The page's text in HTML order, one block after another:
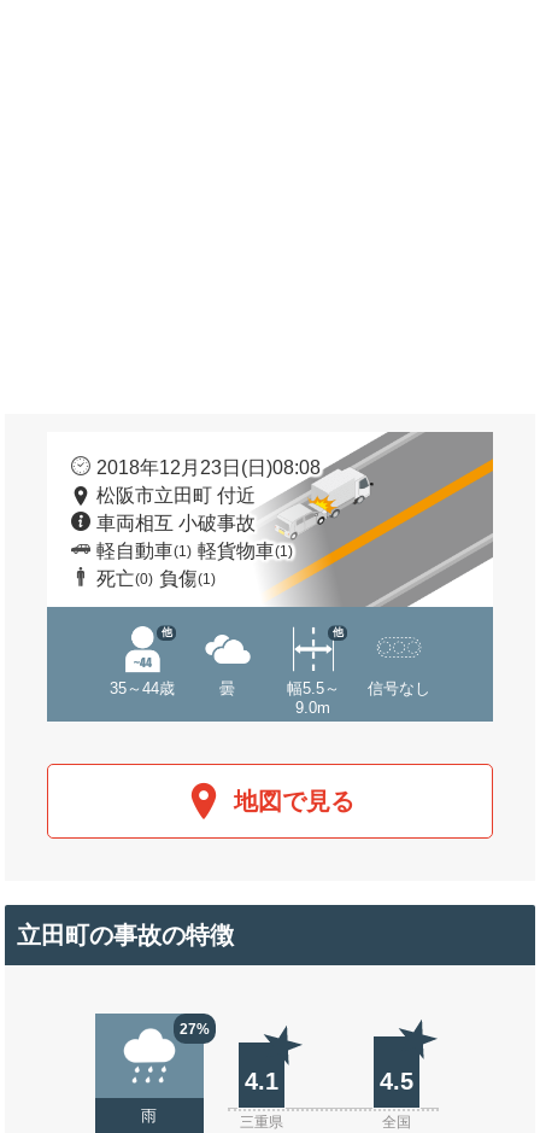
2018年12月23日(日)08:08
松阪市立田町 付近
車両相互 小破事故
軽自動車(1) 軽貨物車(1)
死亡(0) 負傷(1)
35～44歳
他
曇
幅5.5～
9.0m
他
信号なし
地図で見る
立田町の事故の特徴
27%
雨
4.1 4.5
三重県 全国